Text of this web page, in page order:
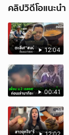
คลิปวิดีโอแนะนำ
12:04
00:41